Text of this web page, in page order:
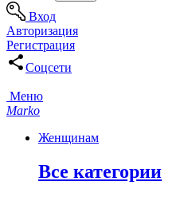
Вход
Авторизация
Регистрация
Соцсети
Меню
Marko
Женщинам
Все категории